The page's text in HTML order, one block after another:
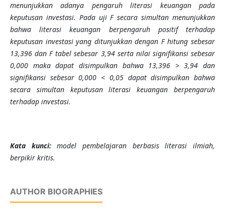
menunjukkan adanya pengaruh literasi keuangan pada
keputusan investasi. Pada uji F secara simultan menunjukkan
bahwa literasi keuangan berpengaruh positif terhadap
keputusan investasi yang ditunjukkan dengan F hitung sebesar
13,396 dan F tabel sebesar 3,94 serta nilai signifikansi sebesar
0,000 maka dapat disimpulkan bahwa 13,396 > 3,94 dan
signifikansi sebesar 0,000 < 0,05 dapat disimpulkan bahwa
secara simultan keputusan literasi keuangan berpengaruh
terhadap investasi.
Kata kunci:
model pembelajaran berbasis literasi ilmiah,
berpikir kritis.
AUTHOR BIOGRAPHIES